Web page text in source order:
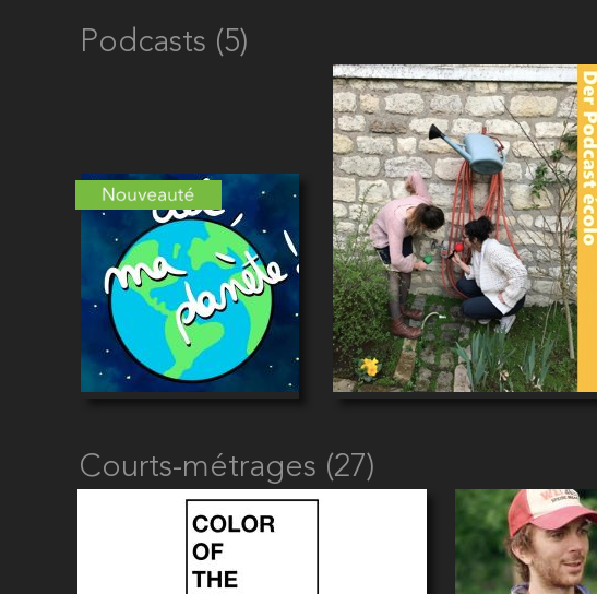
Podcasts (5)
Courts-métrages (27)